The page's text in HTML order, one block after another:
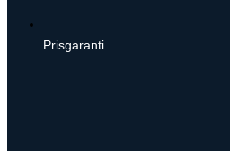
Prisgaranti